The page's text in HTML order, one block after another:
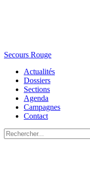
Secours Rouge
Actualités
Dossiers
Sections
Agenda
Campagnes
Contact